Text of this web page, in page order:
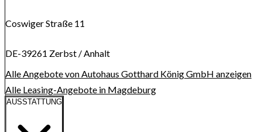
Coswiger Straße 11
DE-39261 Zerbst / Anhalt
Alle Angebote von Autohaus Gotthard König GmbH anzeigen
Alle Leasing-Angebote in Magdeburg
AUSSTATTUNG